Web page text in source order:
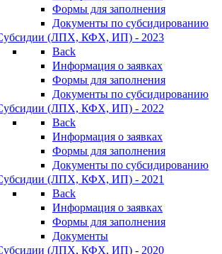
Формы для заполнения
Документы по субсидированию
(ЛПХ, КФХ, ИП) - 2023
Back
Информация о заявках
Формы для заполнения
Документы по субсидированию
(ЛПХ, КФХ, ИП) - 2022
Back
Информация о заявках
Формы для заполнения
Документы по субсидированию
(ЛПХ, КФХ, ИП) - 2021
Back
Информация о заявках
Формы для заполнения
Документы
(ЛПХ, КФХ, ИП) - 2020